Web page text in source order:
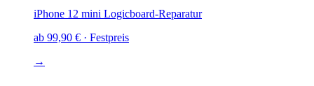
iPhone 12 mini Logicboard-Reparatur
ab 99,90 € · Festpreis
→